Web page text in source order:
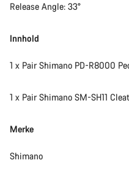
Release Angle: 33°
Innhold
1 x Pair Shimano PD-R8000
1 x Pair Shimano SM-SH11
Merke
Shimano